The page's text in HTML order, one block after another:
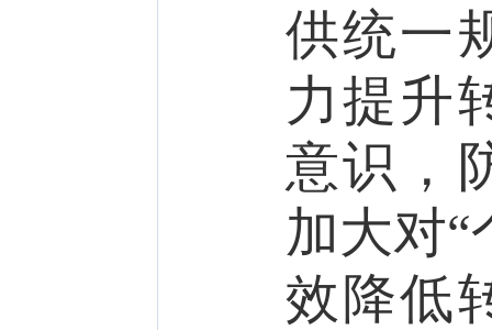
供统一
力提升
意识，
加大对
效降低